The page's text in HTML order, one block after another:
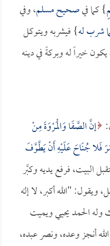
} كما فيصحيح مسلم، وفي
شرب له} فيشربه ويتوكل
يكون خيراً له وبركةً في دينه
إنَّ الصَّفَا وَالْمَرْوَةَ مِنْ
فَلا جُنَاحَ عَلَيْهِ أَنْ يَطَّوَّفَ
استقبل البيت، فرفع يديه وكبَّر
ويقول: "الله أكبر، لا إله
وله الحمد يحيي ويميت
أنجز وعده، ونصر عبده،